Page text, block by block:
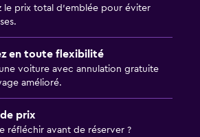
le prix total d’emblée pour éviter
en toute flexibilité
voiture avec annulation gratuite
amélioré.
prix
réfléchir avant de réserver ?